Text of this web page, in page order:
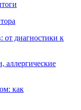
от диагностики к
аллергические
как